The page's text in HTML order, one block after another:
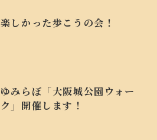
楽しかった歩こうの会！
ゆみらぼ「大阪城公園ウォー
ク」開催します！